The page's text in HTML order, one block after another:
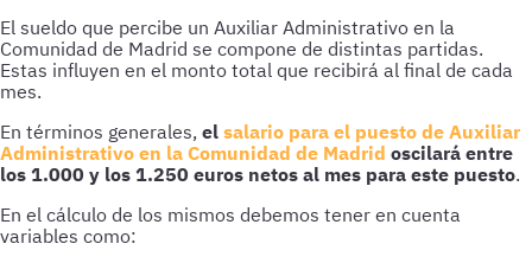
El sueldo que percibe un Auxiliar Administrativo en la
Comunidad de Madrid se compone de distintas partidas.
Estas influyen en el monto total que recibirá al final de cada
mes.
En términos generales, el salario para el puesto de Auxiliar
Administrativo en la Comunidad de Madrid oscilará entre
los 1.000 y los 1.250 euros netos al mes para este puesto.
En el cálculo de los mismos debemos tener en cuenta
variables como: